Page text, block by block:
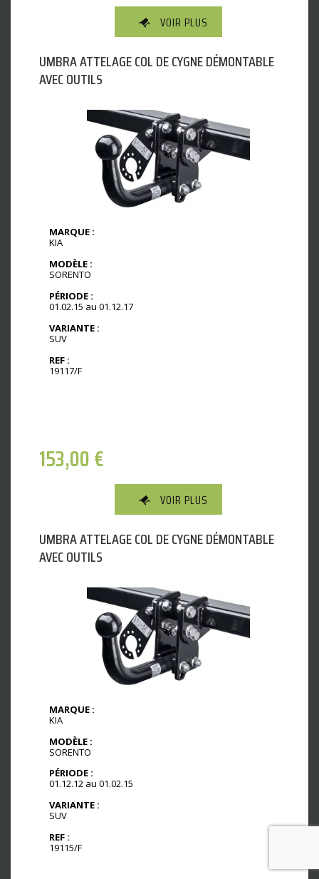
VOIR PLUS
UMBRA ATTELAGE COL DE CYGNE DÉMONTABLE
AVEC OUTILS
MARQUE :
KIA
MODÈLE :
SORENTO
PÉRIODE :
01.02.15 au 01.12.17
VARIANTE :
SUV
REF :
19117/F
153,00€
VOIR PLUS
UMBRA ATTELAGE COL DE CYGNE DÉMONTABLE
AVEC OUTILS
MARQUE :
KIA
MODÈLE :
SORENTO
PÉRIODE :
01.12.12 au 01.02.15
VARIANTE :
SUV
REF :
19115/F